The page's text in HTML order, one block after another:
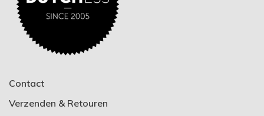
Contact
Verzenden & Retouren